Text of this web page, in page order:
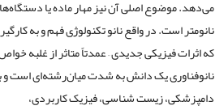
نانومتر است. در واقع نانو تکنولوژی فهم و به
که اثرات فیزیکی جدیدی – عمدتاً متاثر از غلبه
نانوفناوری یک دانش به شدت میان‌رشته‌ای است
دامپزشکی، زیست شناسی، فیزیک کاربردی،